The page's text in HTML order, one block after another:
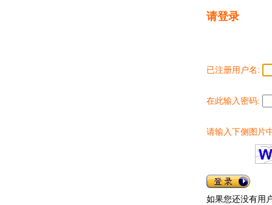
请登录
已注册用户名:
在此输入密码:
请输入下侧图片
如果您还没有用